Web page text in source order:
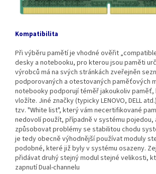
Kompatibilita
Při výběru pamětí je vhodné ověřit
desky a notebooku, pro kterou jsou paměti
výrobců má na svých stránkách zveřejněn
podporovaných a otestovaných paměťových
notebooky podporují téměř jakoukoliv paměť,
vložíte. Jiné značky (typicky LENOVO, DELL
tzv. "White list", který vám necertifikované
nedovolí použít, případně v systému pojedou,
způsobovat problémy se stabilitou chodu
je tedy obecně výhodnější používat moduly
podobné, které již byly v systému osazeny.
přidávat druhý stejný modul stejné velikosti,
zapnutí Dual-channelu